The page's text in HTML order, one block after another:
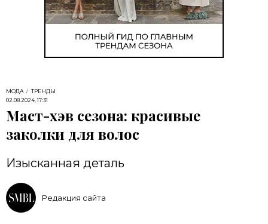
МОДА
ТРЕНДЫ
02.08.2024, 17:31
Маст-хэв сезона: красивые
заколки для волос
Изысканная деталь
Редакция сайта